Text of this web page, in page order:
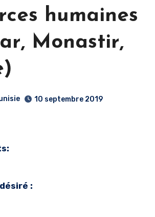
humaines
Monastir,
10 septembre 2019
: